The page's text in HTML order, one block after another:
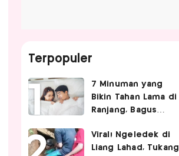
Terpopuler
7 Minuman yang
Bikin Tahan Lama di
Ranjang, Bagus
Hubungan Intim
Viral! Ngeledek di
Liang Lahad, Tukang